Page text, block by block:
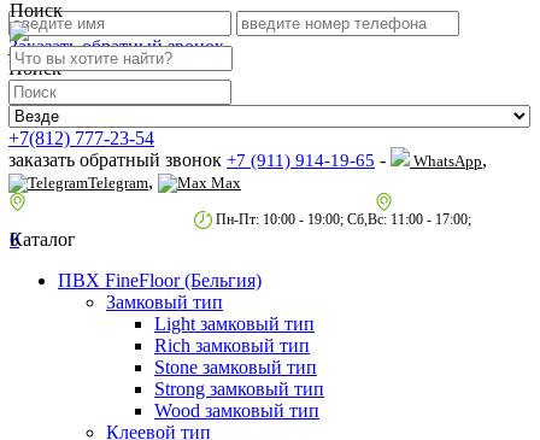
Поиск
Заказать обратный звонок
Поиск
+7(812) 777-23-54
заказать обратный звонок +7 (911) 914-19-65 - WhatsApp,
Telegram, Max
Пн-Пт: 10:00 - 19:00; Сб,Вс: 11:00 - 17:00;
0
Каталог
ПВХ FineFloor (Бельгия)
Замковый тип
Light замковый тип
Rich замковый тип
Stone замковый тип
Strong замковый тип
Wood замковый тип
Клеевой тип